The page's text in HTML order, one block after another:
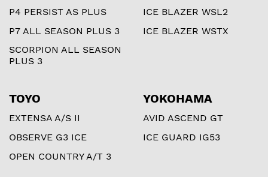
P4 PERSIST AS PLUS
P7 ALL SEASON PLUS 3
SCORPION ALL SEASON
PLUS 3
ICE BLAZER WSL2
ICE BLAZER WSTX
TOYO
EXTENSA A/S II
OBSERVE G3 ICE
OPEN COUNTRY A/T 3
YOKOHAMA
AVID ASCEND GT
ICE GUARD IG53